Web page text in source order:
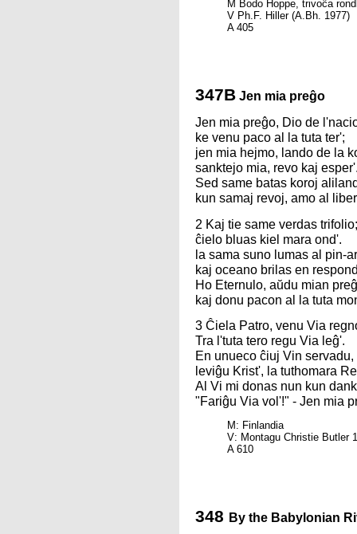
M Bodo Hoppe, trivoĉa
V Ph.F. Hiller (A.Bh. 1977)
A 405
347B Jen mia preĝo
Jen mia preĝo, Dio de
ke venu paco al la tuta ter';
jen mia hejmo, lando de la
sanktejo mia, revo kaj
Sed same batas koroj
kun samaj revoj, amo al
2 Kaj tie same verdas trifolio;
ĉielo bluas kiel mara ond'.
la sama suno lumas al pin-
kaj oceano brilas en
Ho Eternulo, aŭdu mian
kaj donu pacon al la tuta
3 Ĉiela Patro, venu Via
Tra l'tuta tero regu Via leĝ'.
En unueco ĉiuj Vin servadu,
leviĝu Krist', la tuthomara
Al Vi mi donas nun kun
"Fariĝu Via vol'!" - Jen mia
M: Finlandia
V: Montagu Christie Butler
A 610
348 By the Babylonian